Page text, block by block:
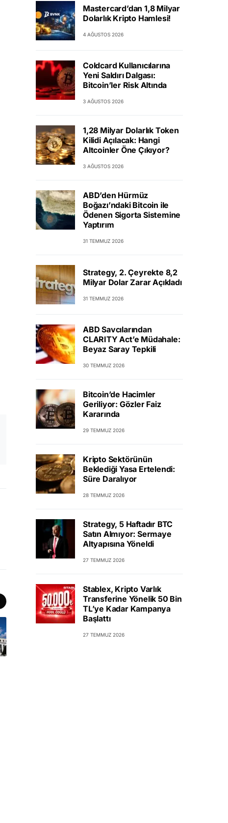
Mastercard’dan 1,8 Milyar
Dolarlık Kripto Hamlesi!
4 AĞUSTOS 2026
Coldcard Kullanıcılarına
Yeni Saldırı Dalgası:
Bitcoin’ler Risk Altında
3 AĞUSTOS 2026
1,28 Milyar Dolarlık Token
Kilidi Açılacak: Hangi
Altcoinler Öne Çıkıyor?
3 AĞUSTOS 2026
ABD’den Hürmüz
Boğazı’ndaki Bitcoin ile
Ödenen Sigorta Sistemine
Yaptırım
31 TEMMUZ 2026
Strategy, 2. Çeyrekte 8,2
Milyar Dolar Zarar Açıkladı
31 TEMMUZ 2026
ABD Savcılarından
CLARITY Act’e Müdahale:
Beyaz Saray Tepkili
30 TEMMUZ 2026
Bitcoin’de Hacimler
Geriliyor: Gözler Faiz
Kararında
29 TEMMUZ 2026
Kripto Sektörünün
Beklediği Yasa Ertelendi:
Süre Daralıyor
28 TEMMUZ 2026
Strategy, 5 Haftadır BTC
Satın Almıyor: Sermaye
Altyapısına Yöneldi
27 TEMMUZ 2026
Stablex, Kripto Varlık
Transferine Yönelik 50 Bin
TL’ye Kadar Kampanya
Başlattı
27 TEMMUZ 2026